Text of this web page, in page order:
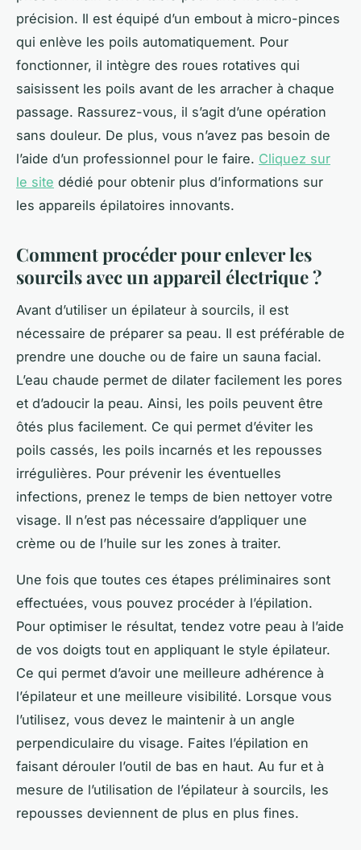
précision. Il est équipé d’un embout à micro-pinces
qui enlève les poils automatiquement. Pour
fonctionner, il intègre des roues rotatives qui
saisissent les poils avant de les arracher à chaque
passage. Rassurez-vous, il s’agit d’une opération
sans douleur. De plus, vous n’avez pas besoin de
l’aide d’un professionnel pour le faire. Cliquez sur
le site dédié pour obtenir plus d’informations sur
les appareils épilatoires innovants.
Comment procéder pour enlever les
sourcils avec un appareil électrique ?
Avant d’utiliser un épilateur à sourcils, il est
nécessaire de préparer sa peau. Il est préférable de
prendre une douche ou de faire un sauna facial.
L’eau chaude permet de dilater facilement les pores
et d’adoucir la peau. Ainsi, les poils peuvent être
ôtés plus facilement. Ce qui permet d’éviter les
poils cassés, les poils incarnés et les repousses
irrégulières. Pour prévenir les éventuelles
infections, prenez le temps de bien nettoyer votre
visage. Il n’est pas nécessaire d’appliquer une
crème ou de l’huile sur les zones à traiter.
Une fois que toutes ces étapes préliminaires sont
effectuées, vous pouvez procéder à l’épilation.
Pour optimiser le résultat, tendez votre peau à l’aide
de vos doigts tout en appliquant le style épilateur.
Ce qui permet d’avoir une meilleure adhérence à
l’épilateur et une meilleure visibilité. Lorsque vous
l’utilisez, vous devez le maintenir à un angle
perpendiculaire du visage. Faites l’épilation en
faisant dérouler l’outil de bas en haut. Au fur et à
mesure de l’utilisation de l’épilateur à sourcils, les
repousses deviennent de plus en plus fines.